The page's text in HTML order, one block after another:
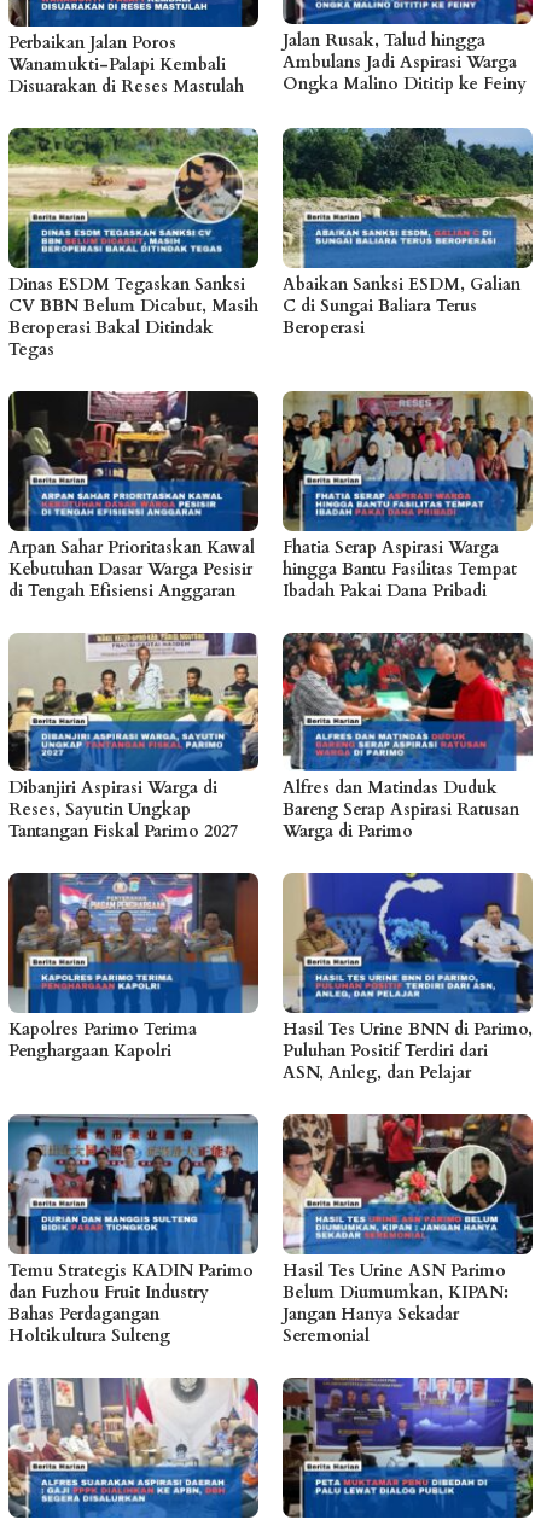
Perbaikan Jalan Poros
Wanamukti-Palapi Kembali
Disuarakan di Reses Mastulah
Jalan Rusak, Talud hingga
Ambulans Jadi Aspirasi Warga
Ongka Malino Dititip ke Feiny
Dinas ESDM Tegaskan Sanksi
CV BBN Belum Dicabut, Masih
Beroperasi Bakal Ditindak
Tegas
Abaikan Sanksi ESDM, Galian
C di Sungai Baliara Terus
Beroperasi
Arpan Sahar Prioritaskan Kawal
Kebutuhan Dasar Warga Pesisir
di Tengah Efisiensi Anggaran
Fhatia Serap Aspirasi Warga
hingga Bantu Fasilitas Tempat
Ibadah Pakai Dana Pribadi
Dibanjiri Aspirasi Warga di
Reses, Sayutin Ungkap
Tantangan Fiskal Parimo 2027
Alfres dan Matindas Duduk
Bareng Serap Aspirasi Ratusan
Warga di Parimo
Kapolres Parimo Terima
Penghargaan Kapolri
Hasil Tes Urine BNN di Parimo,
Puluhan Positif Terdiri dari
ASN, Anleg, dan Pelajar
Temu Strategis KADIN Parimo
dan Fuzhou Fruit Industry
Bahas Perdagangan
Holtikultura Sulteng
Hasil Tes Urine ASN Parimo
Belum Diumumkan, KIPAN:
Jangan Hanya Sekadar
Seremonial